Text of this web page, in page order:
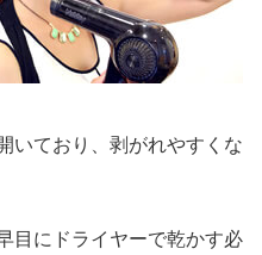
いており、剥がれやすくな
目にドライヤーで乾かす必